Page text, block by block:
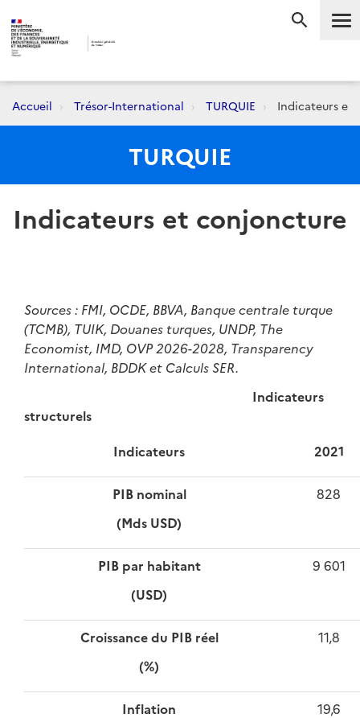
Accueil Trésor-International TURQUIE Indicateurs et
TURQUIE
Indicateurs et conjoncture
Sources : FMI, OCDE, BBVA, Banque centrale turque
(TCMB), TUIK, Douanes turques, UNDP, The
Economist, IMD, OVP 2026-2028, Transparency
International, BDDK et Calculs SER.
Indicateurs
structurels
Indicateurs
2021
PIB nominal
(Mds USD)
828
PIB par habitant
(USD)
9 601
Croissance du PIB réel
(%)
11,8
Inflation
19,6